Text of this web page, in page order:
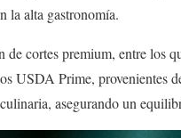
la alta gastronomía.
de cortes premium, entre los
USDA Prime, provenientes
asegurando un